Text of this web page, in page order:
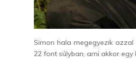
Simon hala megegyezik
22 font súlyban, ami akkor